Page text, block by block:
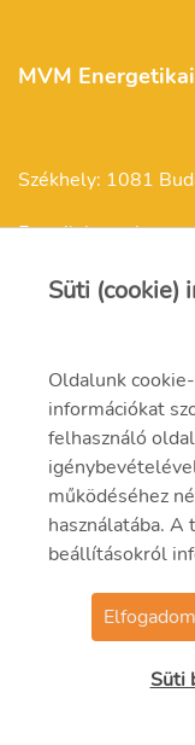
MVM
Székhely: 1081
E-mail:
Felnőttképzési
Felnőttképzési
© 2023 MVM Zrt.
Süti (cookie)
Oldalunk
információkat
felhasználó
működéséhez
használatába. A
beállításokról
Süti